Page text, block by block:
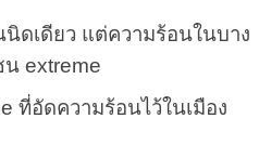
ดเดียว แต่ความร้อนในบาง
น extreme
ที่อัดความร้อนไว้ในเมือง